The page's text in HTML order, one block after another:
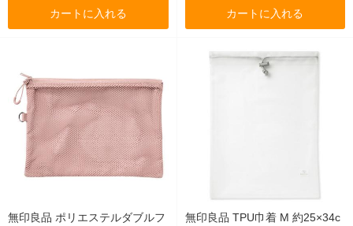
カートに入れる カートに入れる
無印良品 ポリエステルダブルフ
無印良品 TPU巾着 M 約25×34c